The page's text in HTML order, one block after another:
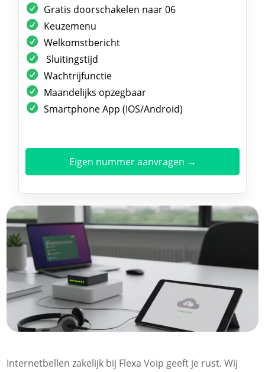
Gratis doorschakelen naar 06
Keuzemenu
Welkomstbericht
Sluitingstijd
Wachtrijfunctie
Maandelijks opzegbaar
Smartphone App (IOS/Android)
Eigen nummer aanvragen →
Internetbellen zakelijk bij Flexa Voip geeft je rust. Wij